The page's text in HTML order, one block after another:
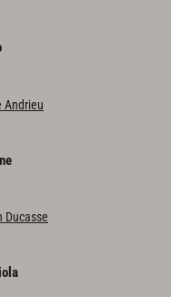
Andrieu
Ducasse